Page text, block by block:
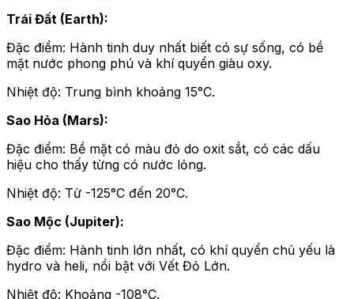
Trái Đất (Earth):
Đặc điểm: Hành tinh duy nhất biết có sự sống, có bề
mặt nước phong phú và khí quyển giàu oxy.
Nhiệt độ: Trung bình khoảng 15°C.
Sao Hỏa (Mars):
Đặc điểm: Bề mặt có màu đỏ do oxit sắt, có các dấu
hiệu cho thấy từng có nước lỏng.
Nhiệt độ: Từ -125°C đến 20°C.
Sao Mộc (Jupiter):
Đặc điểm: Hành tinh lớn nhất, có khí quyển chủ yếu là
hydro và heli, nổi bật với Vết Đỏ Lớn.
Nhiệt độ: Khoảng -108°C.